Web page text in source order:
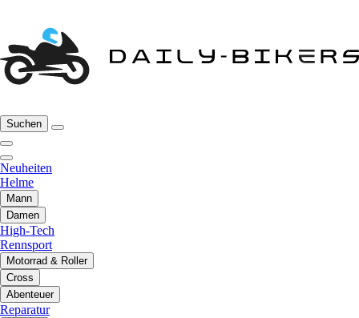
Suchen
Neuheiten
Helme
Mann
Damen
High-Tech
Rennsport
Motorrad & Roller
Cross
Abenteuer
Reparatur